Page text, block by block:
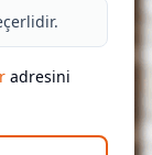
adresini